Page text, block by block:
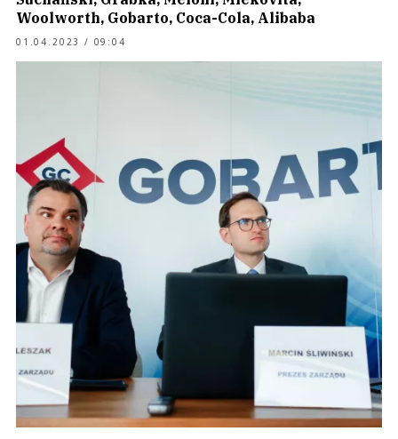
Woolworth, Gobarto, Coca-Cola, Alibaba
01.04.2023 / 09:04